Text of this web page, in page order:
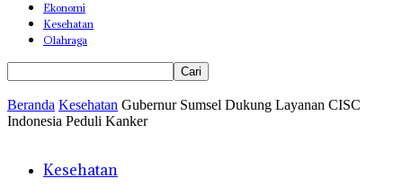
Ekonomi
Kesehatan
Olahraga
Beranda Kesehatan Gubernur Sumsel Dukung Layanan CISC
Indonesia Peduli Kanker
Kesehatan